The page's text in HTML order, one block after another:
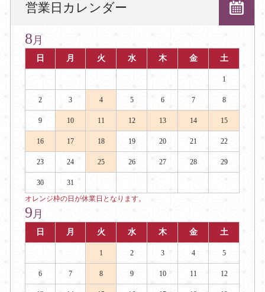
営業日カレンダー
8 月
日 月 火 水 木 金 土
1
2 3 4 5 6 7 8
9 10 11 12 13 14 15
16 17 18 19 20 21 22
23 24 25 26 27 28 29
30
31
オレンジ枠の日が休業日となります。
9 月
日 月 火 水 木 金 土
1 2 3 4 5
6 7 8 9 10 11 12